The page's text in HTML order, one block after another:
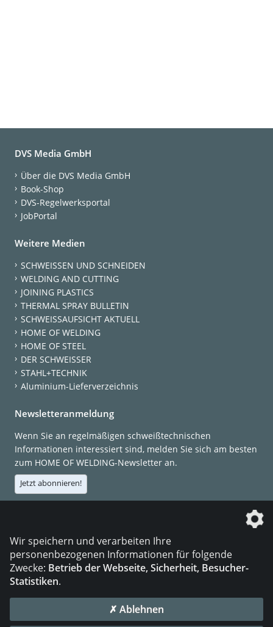
DVS Media GmbH
Über die DVS Media GmbH
Book-Shop
DVS-Regelwerksportal
JobPortal
Weitere Medien
SCHWEISSEN UND SCHNEIDEN
WELDING AND CUTTING
JOINING PLASTICS
THERMAL SPRAY BULLETIN
SCHWEISSAUFSICHT AKTUELL
HOME OF WELDING
HOME OF STEEL
DER SCHWEISSER
STAHL+TECHNIK
Aluminium-Lieferverzeichnis
Newsletteranmeldung
Wenn Sie an regelmäßigen schweißtechnischen
Informationen interessiert sind, melden Sie sich am besten
zum HOME OF WELDING-Newsletter an.
Jetzt abonnieren!
Wir speichern und verarbeiten Ihre
personenbezogenen Informationen für folgende
Zwecke: Betrieb der Webseite, Sicherheit, Besucher-
Statistiken.
✗ Ablehnen